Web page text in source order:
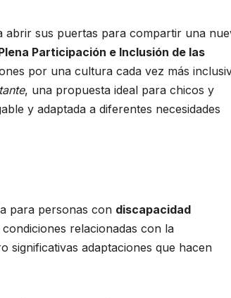
abrir sus puertas para compartir una
Participación e Inclusión de las
por una cultura cada vez más
, una propuesta ideal para chicos y
y adaptada a diferentes necesidades
para personas con discapacidad
relacionadas con la
significativas adaptaciones que hacen